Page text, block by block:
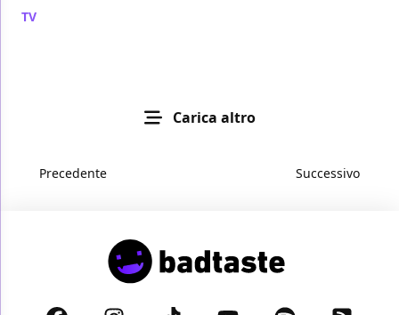
TV
Carica altro
Precedente Successivo